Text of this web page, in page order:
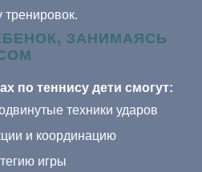
тренировок.
ЗАНИМАЯСЬ
по теннису дети смогут:
техники ударов
и координацию
игры